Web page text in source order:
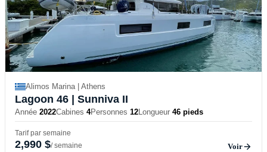
Alimos Marina | Athens
Lagoon 46 | Sunniva II
Année 2022Cabines 4Personnes 12Longueur 46 pieds
Tarif par semaine
2,990 $/ semaine Voir